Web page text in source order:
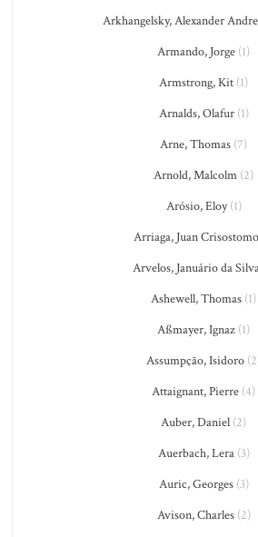
Arkhangelsky, Alexander
Armando, Jorge (1)
Armstrong, Kit (1)
Arnalds, Olafur(1)
Arne, Thomas (7)
Arnold, Malcolm (2)
Arósio, Eloy(1)
Arriaga, Juan Crisostomo
Arvelos, Januário da
Ashewell, Thomas (1)
Aßmayer, Ignaz (1)
Assumpção, Isidoro
Attaignant, Pierre (4)
Auber, Daniel (2)
Auerbach, Lera(3)
Auric, Georges(3)
Avison, Charles(2)